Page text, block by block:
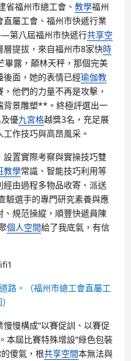
省福州市總工會、 教學福州
屬工會、福州市快遞行業
第八屆福州市快遞行共享空
提拔，來自福州市8家快時
畢露，顛林天秤，那個完美
後面，她的表情已經瑜伽教
他們的力量不再是攻擊，
背景雕塑**。終極評選出一
優九宮格越獎3名，充足展
作技巧與高昂風采。
置實際考察與實操技巧雙
教學常識、智能技巧利用等
經由過程多物品收寄、派送
驗選手的專門研究素養與應
規范操縱，順豐快遞員陳
個人空間給了我底氣，有信
路。（福州市總工會直屬工
慢構成“以賽促訓、以賽促
本屆比賽特殊增設“綠色包裝
傻氣，根共享空間本無法與